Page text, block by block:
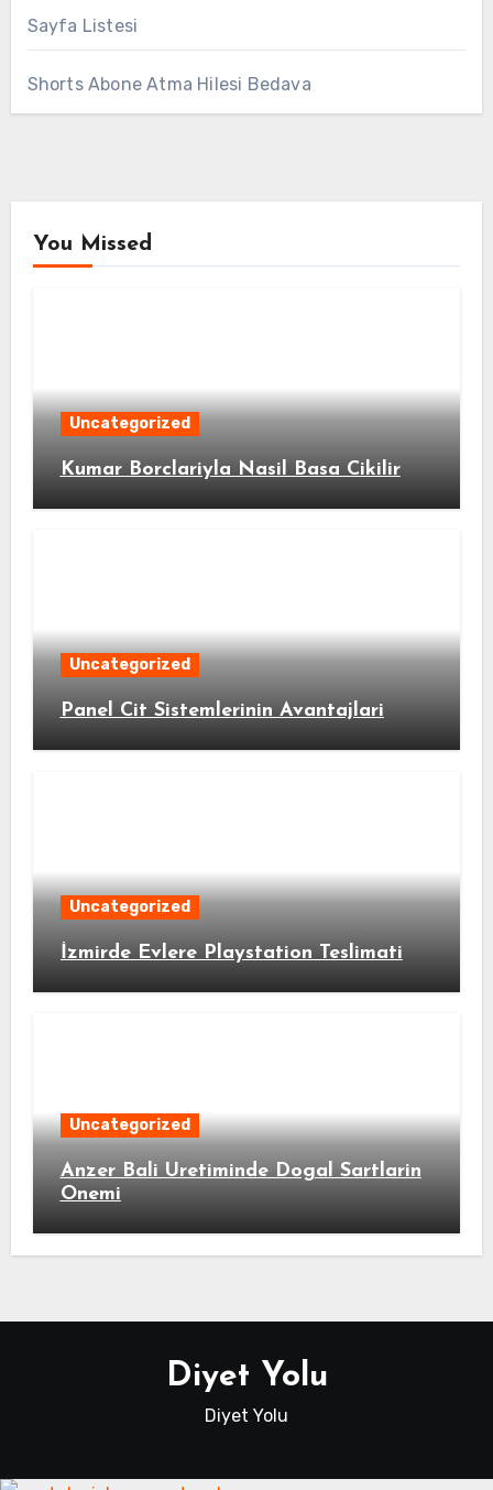
Sayfa Listesi
Shorts Abone Atma Hilesi Bedava
You Missed
Uncategorized
Kumar Borclariyla Nasil Basa Cikilir
Uncategorized
Panel Cit Sistemlerinin Avantajlari
Uncategorized
İzmirde Evlere Playstation Teslimati
Uncategorized
Anzer Bali Uretiminde Dogal Sartlarin
Onemi
Diyet Yolu
Diyet Yolu